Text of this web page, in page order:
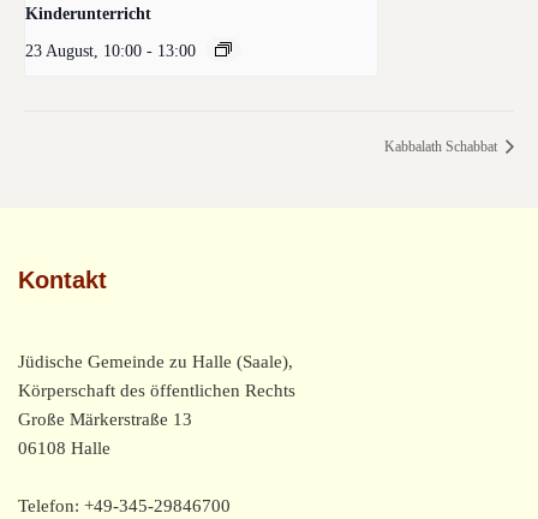
Kinderunterricht
23 August, 10:00 - 13:00
Kabbalath Schabbat
Kontakt
Jüdische Gemeinde zu Halle (Saale),
Körperschaft des öffentlichen Rechts
Große Märkerstraße 13
06108 Halle
Telefon: +49-345-29846700